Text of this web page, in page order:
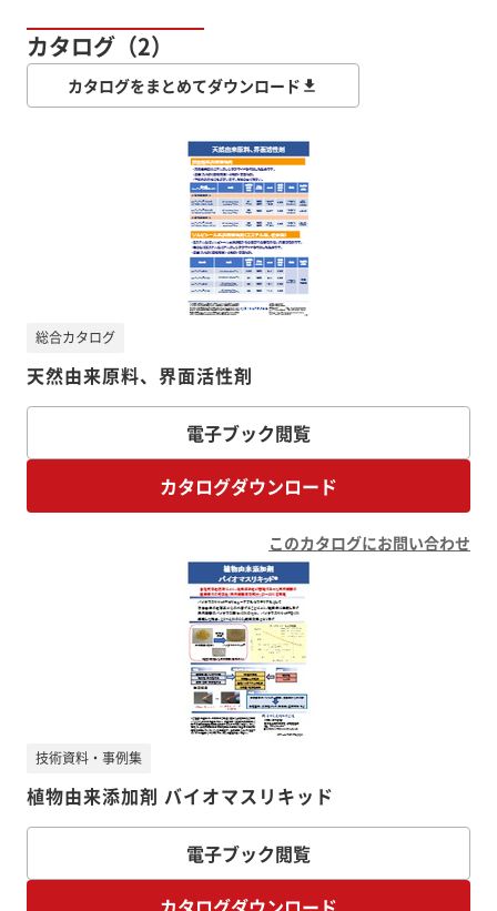
カタログ（2）
カタログをまとめてダウンロード
天然由来原料、界面活性剤
総合カタログ
電子ブック閲覧
カタログダウンロード
このカタログにお問い合わせ
植物由来添加剤 バイオマスリキッド
技術資料・事例集
電子ブック閲覧